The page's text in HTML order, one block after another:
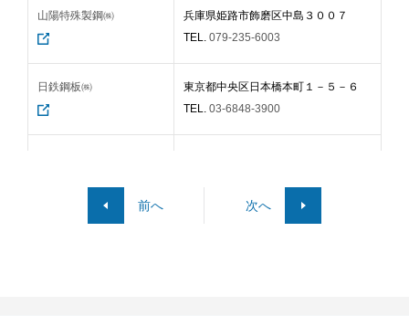
山陽特殊製鋼㈱
兵庫県姫路市飾磨区中島３００７
TEL. 079-235-6003
日鉄鋼板㈱
東京都中央区日本橋本町１－５－６
TEL. 03-6848-3900
06-6204-0300
前へ 次へ